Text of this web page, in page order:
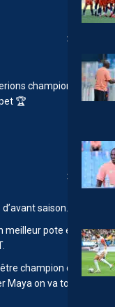
champion de
🏆
saison.
meilleur pote et
champion de
Maya on va tous